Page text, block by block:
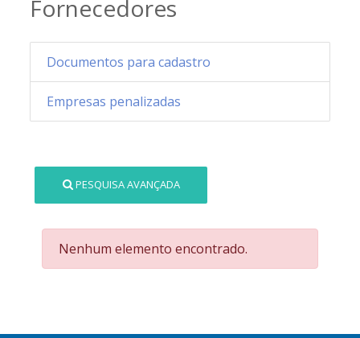
Fornecedores
Documentos para cadastro
Empresas penalizadas
PESQUISA AVANÇADA
Nenhum elemento encontrado.